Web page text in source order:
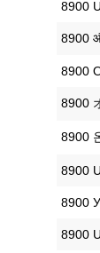
‎8900
‎8900
‎8900
‎8900
‎8900
‎8900
‎8900
‎8900